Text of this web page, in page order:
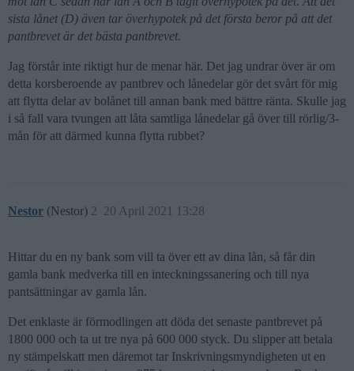
sista lånet (D) även tar överhypotek på det första beror på att det
pantbrevet är det bästa pantbrevet.
Jag förstår inte riktigt hur de menar här. Det jag undrar över är om
detta korsberoende av pantbrev och lånedelar gör det svårt för mig
att flytta delar av bolånet till annan bank med bättre ränta. Skulle jag
i så fall vara tvungen att låta samtliga lånedelar gå över till rörlig/3-
mån för att därmed kunna flytta rubbet?
Nestor (Nestor) 20 April 2021 13:28
2
Hittar du en ny bank som vill ta över ett av dina lån, så får din
gamla bank medverka till en inteckningssanering och till nya
pantsättningar av gamla lån.
Det enklaste är förmodlingen att döda det senaste pantbrevet på
1800 000 och ta ut tre nya på 600 000 styck. Du slipper att betala
ny stämpelskatt men däremot tar Inskrivningsmyndigheten ut en